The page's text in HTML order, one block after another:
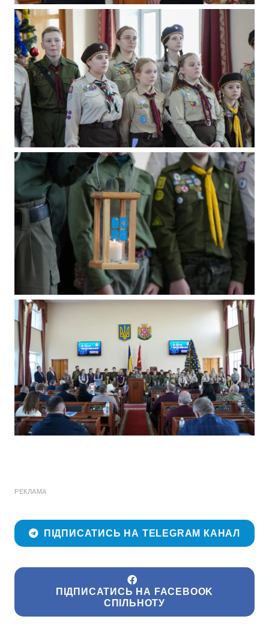
РЕКЛАМА
ПІДПИСАТИСЬ НА TELEGRAM КАНАЛ
ПІДПИСАТИСЬ НА FACEBOOK
СПІЛЬНОТУ